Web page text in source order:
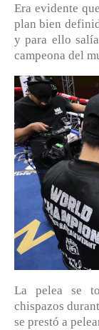
Era evidente
plan bien
y para ello
campeona del
La pelea se
chispazos
se prestó a